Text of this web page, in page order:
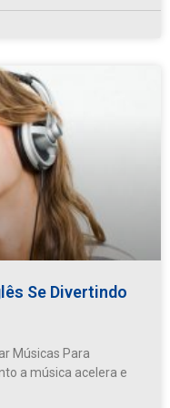
Se Divertindo
Músicas Para
a música acelera e